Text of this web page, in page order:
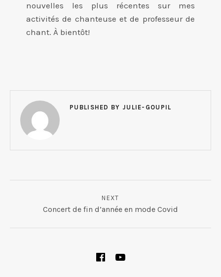
nouvelles les plus récentes sur mes
activités de chanteuse et de professeur de
chant. À bientôt!
PUBLISHED BY JULIE-GOUPIL
NEXT
Concert de fin d’année en mode Covid
SOCIAL MEDIA PROFILES
Facebook